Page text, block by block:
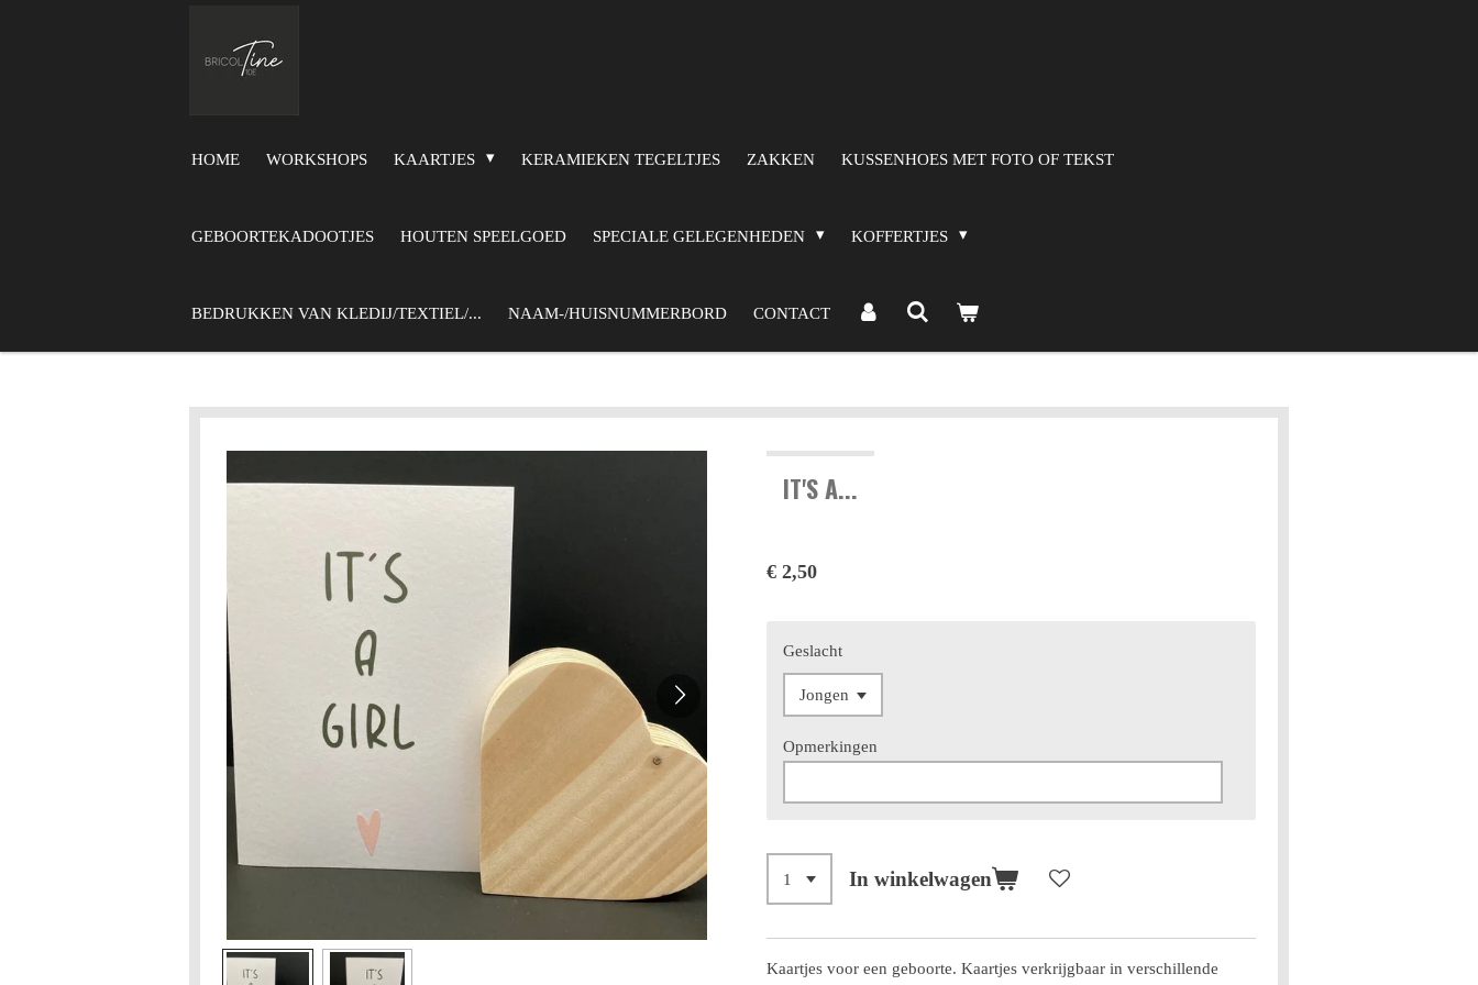
HOME WORKSHOPS KAARTJES KERAMIEKEN TEGELTJES ZAKKEN KUSSENHOES MET FOTO OF TEKST
GEBOORTEKADOOTJES HOUTEN SPEELGOED SPECIALE GELEGENHEDEN KOFFERTJES
BEDRUKKEN VAN KLEDIJ/TEXTIEL/... NAAM-/HUISNUMMERBORD CONTACT
IT'S A...
€ 2,50
Geslacht
Opmerkingen
In winkelwagen
Kaartjes voor een geboorte. Kaartjes verkrijgbaar in verschillende